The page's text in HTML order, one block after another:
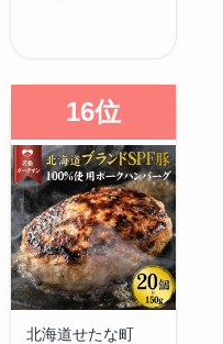
16位
北海道せたな町